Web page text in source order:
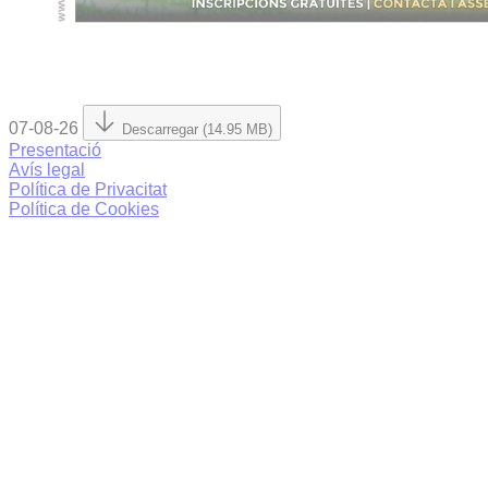
07-08-26 Descarregar (14.95 MB)
Presentació
Avís legal
Política de Privacitat
Política de Cookies